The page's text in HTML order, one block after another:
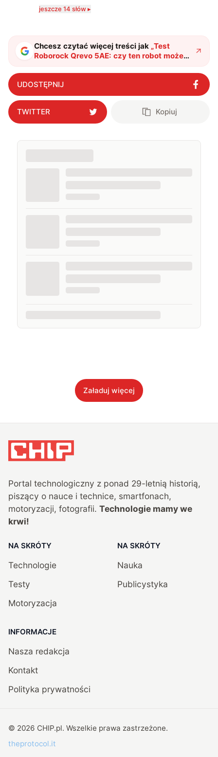
korzystamy z technologii na co dzień. Ukończyłam
muzykę.
jeszcze 14 słów ▸
Chcesz czytać więcej treści jak „Test
Roborock Qrevo 5AE: czy ten robot może
zastąpić odkurzacz i mop?"?
UDOSTĘPNIJ
TWITTER Kopiuj
Załaduj więcej
Portal technologiczny z ponad 29-letnią historią,
piszący o nauce i technice, smartfonach,
motoryzacji, fotografii. Technologie mamy we
krwi!
NA SKRÓTY
Technologie
Testy
Motoryzacja
NA SKRÓTY
Nauka
Publicystyka
INFORMACJE
Nasza redakcja
Kontakt
Polityka prywatności
© 2026 CHIP.pl. Wszelkie prawa zastrzeżone.
theprotocol.it